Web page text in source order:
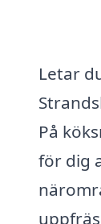
Letar
På
för dig